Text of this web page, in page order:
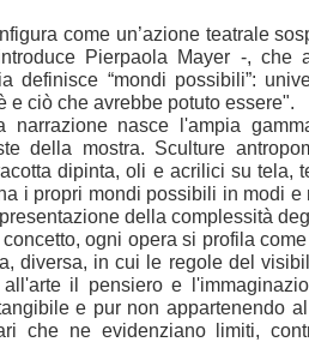
come un’azione teatrale
Pierpaola Mayer -, che
definisce “mondi possibili”:
e ciò che avrebbe potuto essere".
narrazione nasce l'ampia
della mostra. Sculture
dipinta, oli e acrilici su tela,
i propri mondi possibili in modi e
della complessità
ogni opera si profila
diversa, in cui le regole del
il pensiero e
e pur non appartenendo
che ne evidenziano limiti,